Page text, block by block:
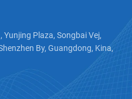
Yunjing Plaza, Songbai Vej,
By, Guangdong, Kina,